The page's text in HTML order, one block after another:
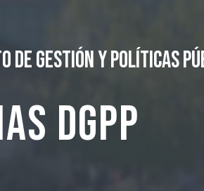
de Gestión y Políticas
DGPP